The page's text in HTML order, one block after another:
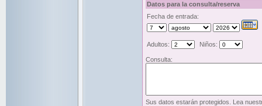
Datos para la consulta/reserva
Fecha de entrada:
Adultos: Niños:
Consulta:
Sus datos estarán protegidos. Lea